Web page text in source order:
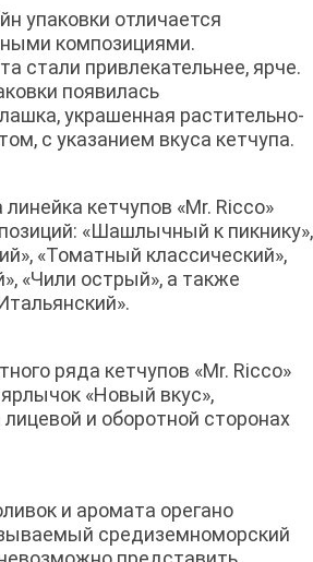
упаковки отличается
композициями.
стали привлекательнее, ярче.
появилась
украшенная растительно-
с указанием вкуса кетчупа.
кетчупов «Mr. Ricco»
«Шашлычный к пикнику»,
«Томатный классический»,
«Чили острый», а также
ряда кетчупов «Mr. Ricco»
«Новый вкус»,
и оборотной сторонах
и аромата орегано
средиземноморский